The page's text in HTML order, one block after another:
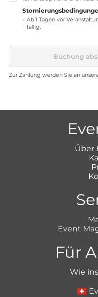
Ab 1 Tagen vor
fällig.
Buchung
Zur Zahlung werden Sie an
Über
Event
Für
Wie